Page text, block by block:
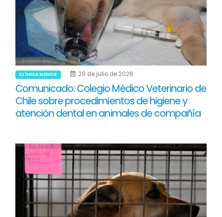
CLÍNICA MENOR 28 de julio de 2026
Comunicado: Colegio Médico Veterinario de
Chile sobre procedimientos de higiene y
atención dental en animales de compañía